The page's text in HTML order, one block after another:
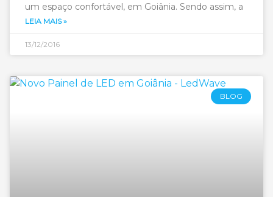
um espaço confortável, em Goiânia. Sendo assim, a
LEIA MAIS »
13/12/2016
BLOG